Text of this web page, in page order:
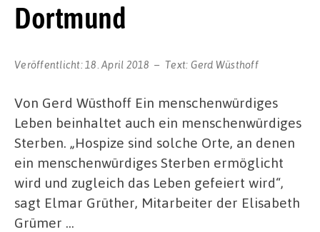
Dortmund
Veröffentlicht: 18. April 2018 Text: Gerd Wüsthoff
Von Gerd Wüsthoff Ein menschenwürdiges
Leben beinhaltet auch ein menschenwürdiges
Sterben. „Hospize sind solche Orte, an denen
ein menschenwürdiges Sterben ermöglicht
wird und zugleich das Leben gefeiert wird“,
sagt Elmar Grüther, Mitarbeiter der Elisabeth
Grümer …